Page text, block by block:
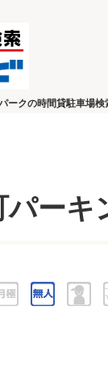
ークの時間貸駐車場検
パーキ